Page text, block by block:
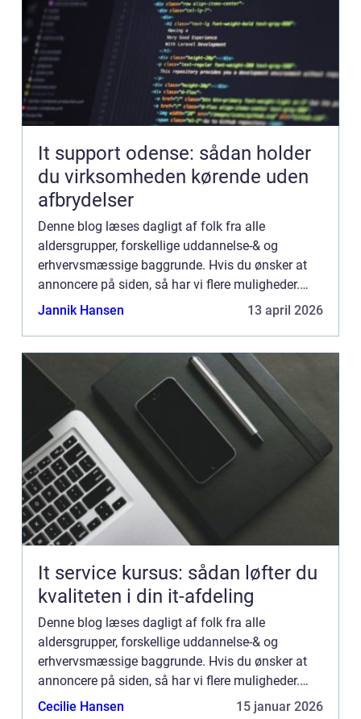
It support odense: sådan holder
du virksomheden kørende uden
afbrydelser
Denne blog læses dagligt af folk fra alle
aldersgrupper, forskellige uddannelse-& og
erhvervsmæssige baggrunde. Hvis du ønsker at
annoncere på siden, så har vi flere muligheder.
Bannerannoncering er blot én af mulighederne. Vil
Jannik Hansen 13 april 2026
It service kursus: sådan løfter du
kvaliteten i din it-afdeling
Denne blog læses dagligt af folk fra alle
aldersgrupper, forskellige uddannelse-& og
erhvervsmæssige baggrunde. Hvis du ønsker at
annoncere på siden, så har vi flere muligheder.
Bannerannoncering er blot én af mulighederne. Vil
Cecilie Hansen 15 januar 2026